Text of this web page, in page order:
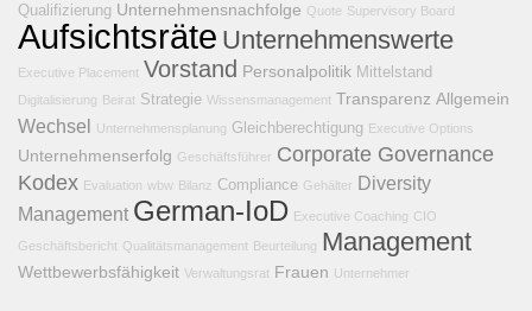
Qualifizierung Unternehmensnachfolge Quote Supervisory Board
Aufsichtsräte Unternehmenswerte
Executive Placement Vorstand Personalpolitik Mittelstand
Digitalisierung Beirat Strategie Wissensmanagement Transparenz Allgemein
Wechsel Unternehmensplanung Gleichberechtigung Executive Options
Unternehmenserfolg Geschäftsführer Corporate Governance
Kodex Evaluation wbw Bilanz Compliance Gehälter Diversity
Management German-IoD Executive Coaching CIO
Geschäftsbericht Qualitätsmanagement Beurteilung Management
Wettbewerbsfähigkeit Verwaltungsrat Frauen Unternehmer